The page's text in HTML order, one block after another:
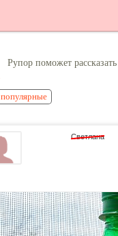
Рупор поможет
популярные
Светлана